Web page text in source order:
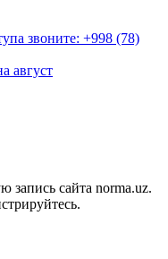
звоните: +998 (78)
август
запись сайта norma.uz.